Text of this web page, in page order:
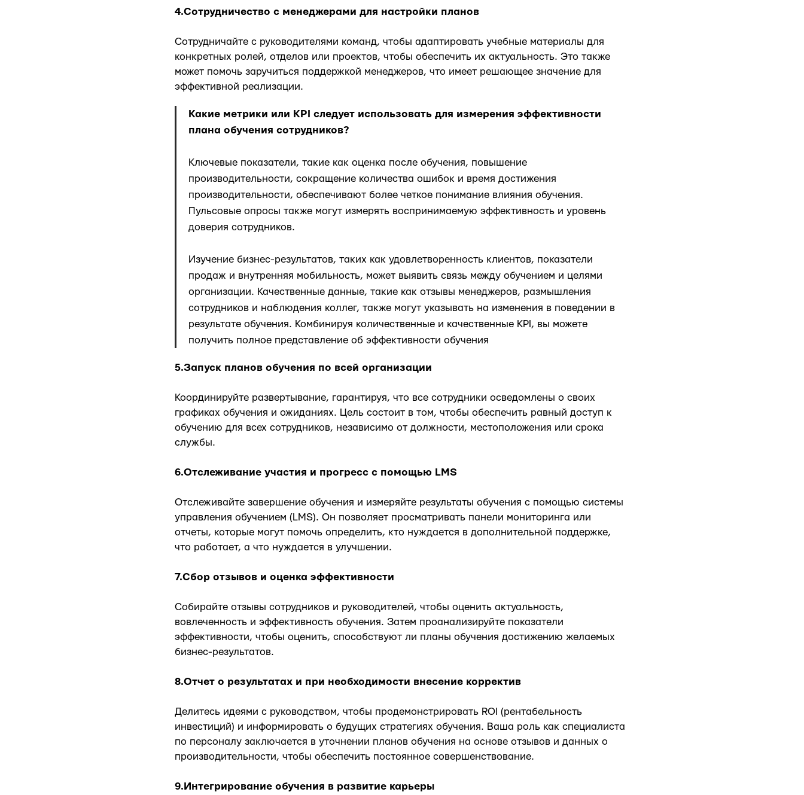
4.Сотрудничество с менеджерами для настройки планов
Сотрудничайте с руководителями команд, чтобы адаптировать учебные материалы для
конкретных ролей, отделов или проектов, чтобы обеспечить их актуальность. Это также
может помочь заручиться поддержкой менеджеров, что имеет решающее значение для
эффективной реализации.
Какие метрики или KPI следует использовать для измерения эффективности
плана обучения сотрудников?
Ключевые показатели, такие как оценка после обучения, повышение
производительности, сокращение количества ошибок и время достижения
производительности, обеспечивают более четкое понимание влияния обучения.
Пульсовые опросы также могут измерять воспринимаемую эффективность и уровень
доверия сотрудников.
Изучение бизнес-результатов, таких как удовлетворенность клиентов, показатели
продаж и внутренняя мобильность, может выявить связь между обучением и целями
организации. Качественные данные, такие как отзывы менеджеров, размышления
сотрудников и наблюдения коллег, также могут указывать на изменения в поведении в
результате обучения. Комбинируя количественные и качественные KPI, вы можете
получить полное представление об эффективности обучения
5.Запуск планов обучения по всей организации
Координируйте развертывание, гарантируя, что все сотрудники осведомлены о своих
графиках обучения и ожиданиях. Цель состоит в том, чтобы обеспечить равный доступ к
обучению для всех сотрудников, независимо от должности, местоположения или срока
службы.
6.Отслеживание участия и прогресс с помощью LMS
Отслеживайте завершение обучения и измеряйте результаты обучения с помощью системы
управления обучением (LMS). Он позволяет просматривать панели мониторинга или
отчеты, которые могут помочь определить, кто нуждается в дополнительной поддержке,
что работает, а что нуждается в улучшении.
7.Сбор отзывов и оценка эффективности
Собирайте отзывы сотрудников и руководителей, чтобы оценить актуальность,
вовлеченность и эффективность обучения. Затем проанализируйте показатели
эффективности, чтобы оценить, способствуют ли планы обучения достижению желаемых
бизнес-результатов.
8.Отчет о результатах и при необходимости внесение корректив
Делитесь идеями с руководством, чтобы продемонстрировать ROI (рентабельность
инвестиций) и информировать о будущих стратегиях обучения. Ваша роль как специалиста
по персоналу заключается в уточнении планов обучения на основе отзывов и данных о
производительности, чтобы обеспечить постоянное совершенствование.
9.Интегрирование обучения в развитие карьеры